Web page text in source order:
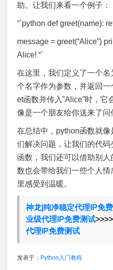
助。让我们来看一个例子：
“`python def greet(name):
message = greet(“Alice”)
Alice! “`
在这里，我们定义了一个
个名字作为参数，并返回
et函数并传入”Alice”时，它
像是一个朋友给你送来了问
在总结中，python函数就
们解决问题，让我们的代
函数，我们还可以借助别
数也会带给我们一些个人
里感受到温暖。
神龙|纯净稳定代理IP免
业级代理IP免费测试
代理IP免费测试
发表于： Python入门教程